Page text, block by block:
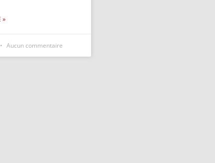
»
Aucun commentaire